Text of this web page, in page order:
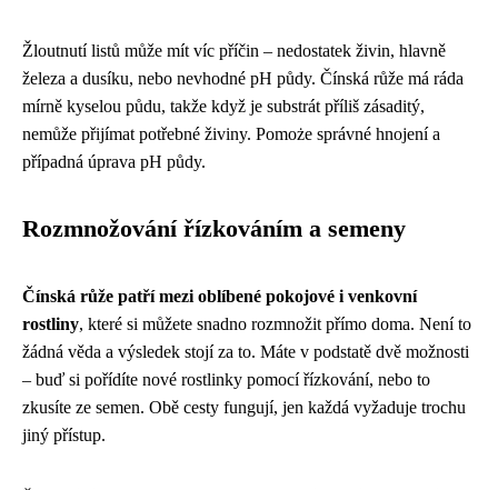
Žloutnutí listů může mít víc příčin – nedostatek živin, hlavně
železa a dusíku, nebo nevhodné pH půdy. Čínská růže má ráda
mírně kyselou půdu, takže když je substrát příliš zásaditý,
nemůže přijímat potřebné živiny. Pomoże správné hnojení a
případná úprava pH půdy.
Rozmnožování řízkováním a semeny
Čínská růže patří mezi oblíbené pokojové i venkovní
rostliny, které si můžete snadno rozmnožit přímo doma. Není to
žádná věda a výsledek stojí za to. Máte v podstatě dvě možnosti
– buď si pořídíte nové rostlinky pomocí řízkování, nebo to
zkusíte ze semen. Obě cesty fungují, jen každá vyžaduje trochu
jiný přístup.